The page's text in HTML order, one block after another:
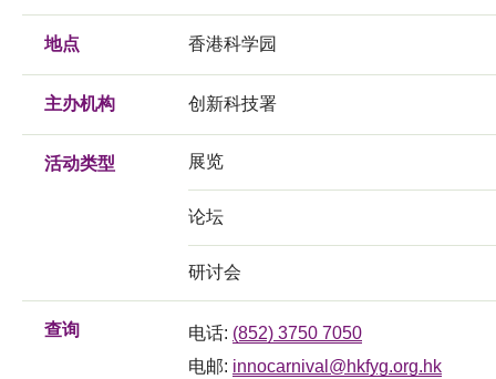
地点 香港科学园
主办机构 创新科技署
活动类型 展览
论坛
研讨会
查询 电话: (852) 3750 7050
电邮: innocarnival@hkfyg.org.hk